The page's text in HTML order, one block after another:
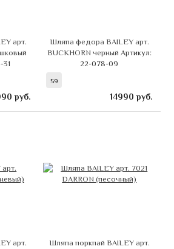
арт.
31
руб.
Шляпа федора BAILEY арт.
BUCKHORN черный Артикул:
22-078-09
59
14990 руб.
арт.
Шляпа поркпай BAILEY арт.